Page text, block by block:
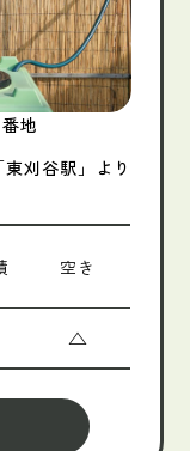
地
刈谷駅」より
空き
△